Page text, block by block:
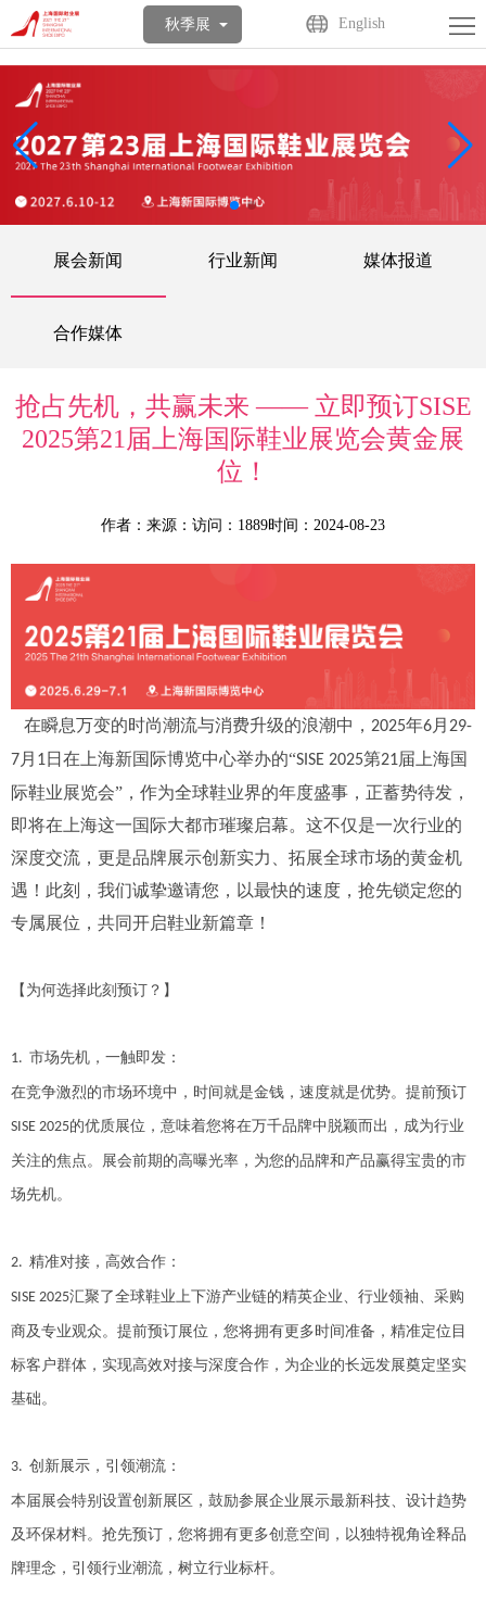
秋季展 English
展
会
商
中
观
众
活
心
我
展会新闻 行业新闻 媒体报道
合作媒体
抢占先机，共赢未来 —— 立即预订SISE
2025第21届上海国际鞋业展览会黄金展
位！
作者： 来源： 访问：1889时间：2024-08-23
在瞬息万变的时尚潮流与消费升级的浪潮中， 2025年6月 29-
7月 1日在上海新国际博览中心举办的“SISE 2025第21届上海国
际鞋业展览会” ，作为全球鞋业界的年度盛事，正蓄势待发，
即将在上海这一国际大都市璀璨启幕。这不仅是一次行业的
深度交流，更是品牌展示创新实力、拓展全球市场的黄金机
遇！此刻，我们诚挚邀请您，以最快的速度，抢先锁定您的
专属展位，共同开启鞋业新篇章！
【为何选择此刻预订？】
1. 市场先机，一触即发：
在竞争激烈的市场环境中，时间就是金钱，速度就是优势。提前预订
SISE 2025的优质展位，意味着您将在万千品牌中脱颖而出，成为行业
关注的焦点。展会前期的高曝光率，为您的品牌和产品赢得宝贵的市
场先机。
2. 精准对接，高效合作：
SISE 2025汇聚了全球鞋业上下游产业链的精英企业、行业领袖、采购
商及专业观众。提前预订展位，您将拥有更多时间准备，精准定位目
标客户群体，实现高效对接与深度合作，为企业的长远发展奠定坚实
基础。
3. 创新展示，引领潮流：
本届展会特别设置创新展区，鼓励参展企业展示最新科技、设计趋势
及环保材料。抢先预订，您将拥有更多创意空间，以独特视角诠释品
牌理念，引领行业潮流，树立行业标杆。